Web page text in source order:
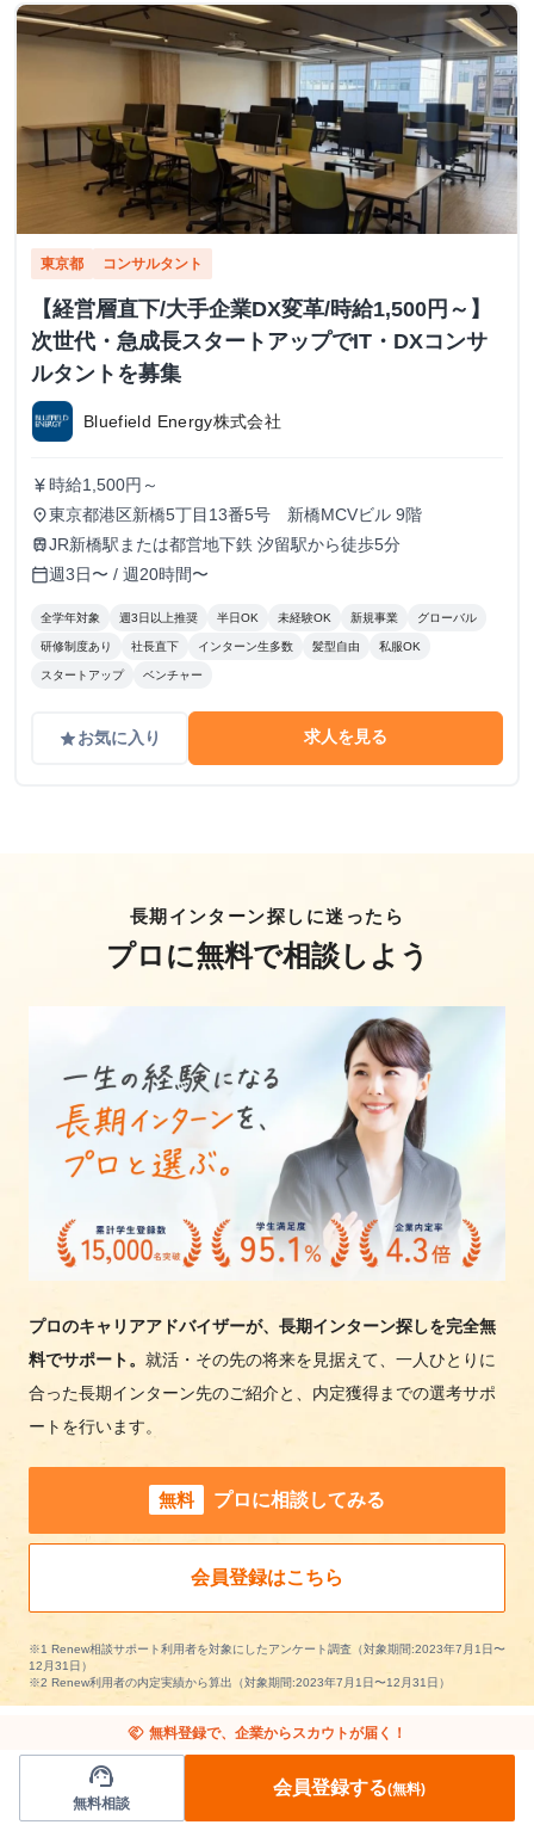
東京都 コンサルタント
【経営層直下/大手企業DX変革/時給1,500円～】
次世代・急成長スタートアップでIT・DXコンサ
ルタントを募集
Bluefield Energy株式会社
currency_yen 時給1,500円～
place東京都港区新橋5丁目13番5号 新橋MCVビル 9階
trainJR新橋駅または都営地下鉄 汐留駅から徒歩5分
calendar_today週3日〜 / 週20時間〜
全学年対象 週3日以上推奨 半日OK 未経験OK 新規事業 グローバル
研修制度あり 社長直下 インターン生多数 髪型自由 私服OK
スタートアップ ベンチャー
gradeお気に入り 求人を見る
長期インターン探しに迷ったら
プロに無料で相談しよう
プロのキャリアアドバイザーが、長期インターン探しを完全無
料でサポート。 就活・その先の将来を見据えて、一人ひとりに
合った長期インターン先のご紹介と、内定獲得までの選考サポ
ートを行います。
無料 プロに相談してみる
会員登録はこちら
※1 Renew相談サポート利用者を対象にしたアンケート調査（対象期間:2023年7月1日〜
12月31日）
※2 Renew利用者の内定実績から算出（対象期間:2023年7月1日〜12月31日）
アパレル/ファッションの長期インターンを条
handshake 無料登録で、企業からスカウトが届く！
support_agent
無料相談
会員登録する(無料)